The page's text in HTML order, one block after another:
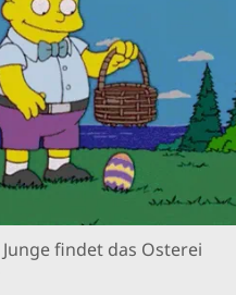
findet das Osterei